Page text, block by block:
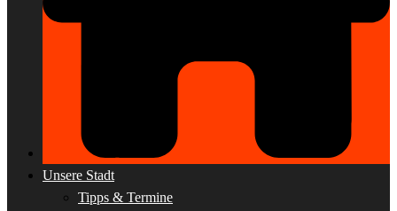
Unsere Stadt
Tipps & Termine